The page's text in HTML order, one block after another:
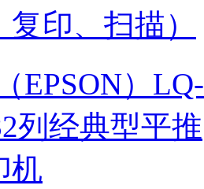
复印、扫描）